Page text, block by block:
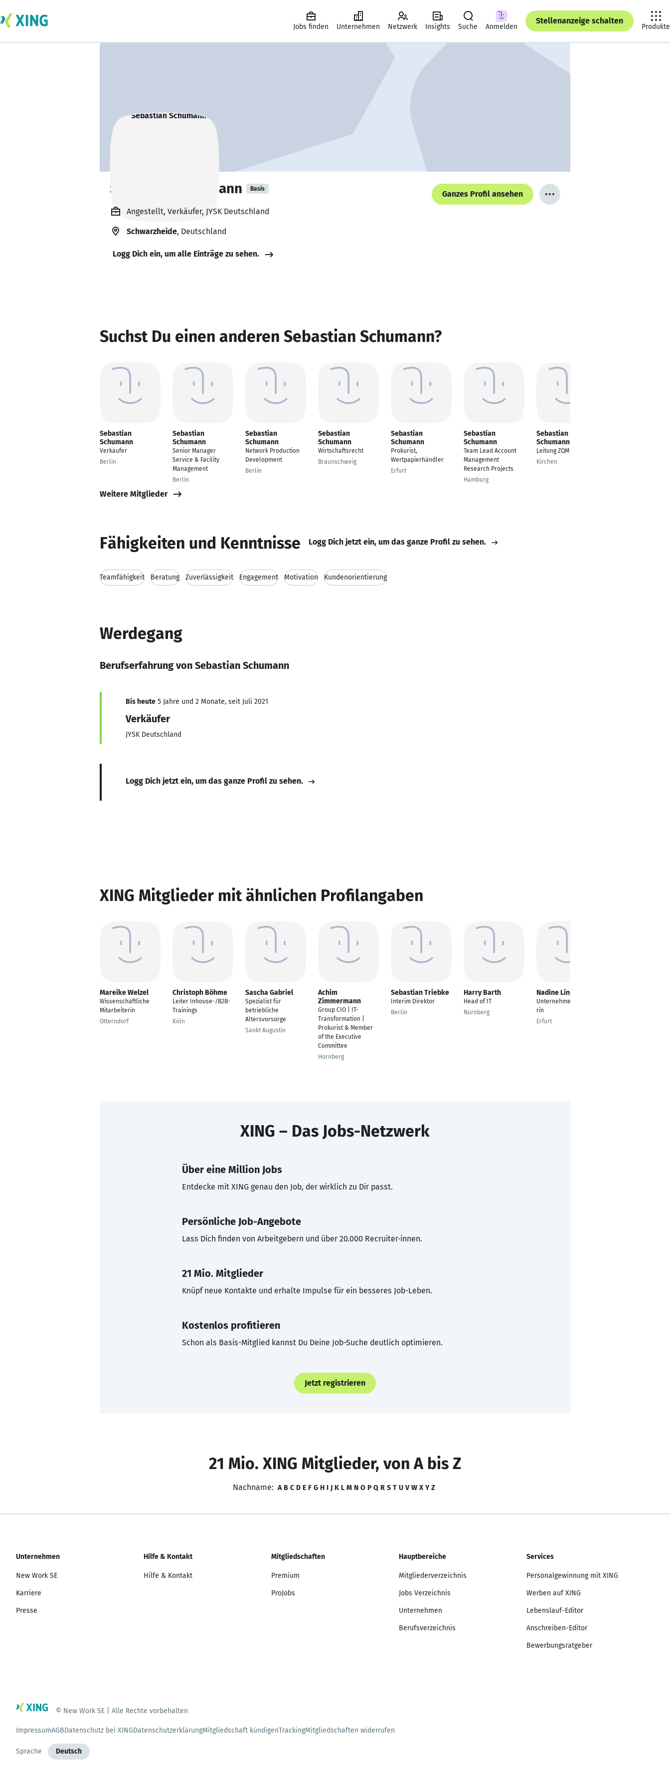
Jobs finden Unternehmen Netzwerk Insights Suche Anmelden
Stellenanzeige schalten
Produkte
Sebastian Schumann Basis
Ganzes Profil ansehen
Angestellt, Verkäufer, JYSK Deutschland
Schwarzheide, Deutschland
Logg Dich ein, um alle Einträge zu sehen.
Suchst Du einen anderen Sebastian Schumann?
Sebastian
Schumann
Verkäufer
Berlin
Sebastian
Schumann
Senior Manager
Service & Facility
Management
Berlin
Sebastian
Schumann
Network Production
Development
Berlin
Sebastian
Schumann
Wirtschaftsrecht
Braunschweig
Sebastian
Schumann
Prokurist,
Wertpapierhändler
Erfurt
Sebastian
Schumann
Team Lead Account
Management
Research Projects
Hamburg
Sebastian
Schumann
Leitung ZQM
Kirchen
Weitere Mitglieder
Fähigkeiten und Kenntnisse Logg Dich jetzt ein, um das ganze Profil zu sehen.
Teamfähigkeit Beratung Zuverlässigkeit Engagement Motivation Kundenorientierung
Werdegang
Berufserfahrung von Sebastian Schumann
Bis heute 5 Jahre und 2 Monate, seit Juli 2021
Verkäufer
JYSK Deutschland
Logg Dich jetzt ein, um das ganze Profil zu sehen.
XING Mitglieder mit ähnlichen Profilangaben
Mareike Welzel
Wissenschaftliche
Mitarbeiterin
Otterndorf
Christoph Böhme
Leiter Inhouse-/B2B-
Trainings
Köln
Sascha Gabriel
Spezialist für
betriebliche
Altersvorsorge
Sankt Augustin
Achim
Zimmermann
Group CIO | IT-
Transformation |
Prokurist & Member
of the Executive
Committee
Hornberg
Sebastian Triebke
Interim Direktor
Berlin
Harry Barth
Head of IT
Nürnberg
Nadine Lingnau
Unternehmensberate
rin
Erfurt
XING – Das Jobs-Netzwerk
Über eine Million Jobs
Entdecke mit XING genau den Job, der wirklich zu Dir passt.
Persönliche Job-Angebote
Lass Dich finden von Arbeitgebern und über 20.000 Recruiter·innen.
21 Mio. Mitglieder
Knüpf neue Kontakte und erhalte Impulse für ein besseres Job-Leben.
Kostenlos profitieren
Schon als Basis-Mitglied kannst Du Deine Job-Suche deutlich optimieren.
Jetzt registrieren
21 Mio. XING Mitglieder, von A bis Z
Nachname: A B C D E F G H I J K L M N O P Q R S T U V W X Y Z
Unternehmen
New Work SE
Karriere
Presse
Hilfe & Kontakt
Hilfe & Kontakt
Mitgliedschaften
Premium
ProJobs
Hauptbereiche
Mitgliederverzeichnis
Jobs Verzeichnis
Unternehmen
Berufsverzeichnis
Services
Personalgewinnung mit XING
Werben auf XING
Lebenslauf-Editor
Anschreiben-Editor
Bewerbungsratgeber
© New Work SE | Alle Rechte vorbehalten
ImpressumAGBDatenschutz bei XINGDatenschutzerklärungMitgliedschaft kündigenTrackingMitgliedschaften widerrufen
Sprache Deutsch